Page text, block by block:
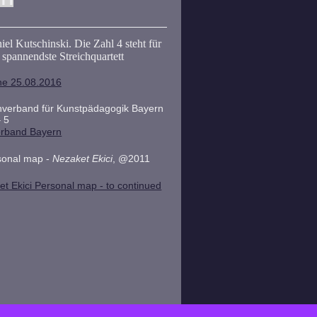
Kutschinski. Die Zahl 4 steht für
Streichquartett
25.08.2016
für Kunstpädagogik Bayern
5
Bayern
map - Nezaket Ekici, @2011
Ekici Personal map - to continued